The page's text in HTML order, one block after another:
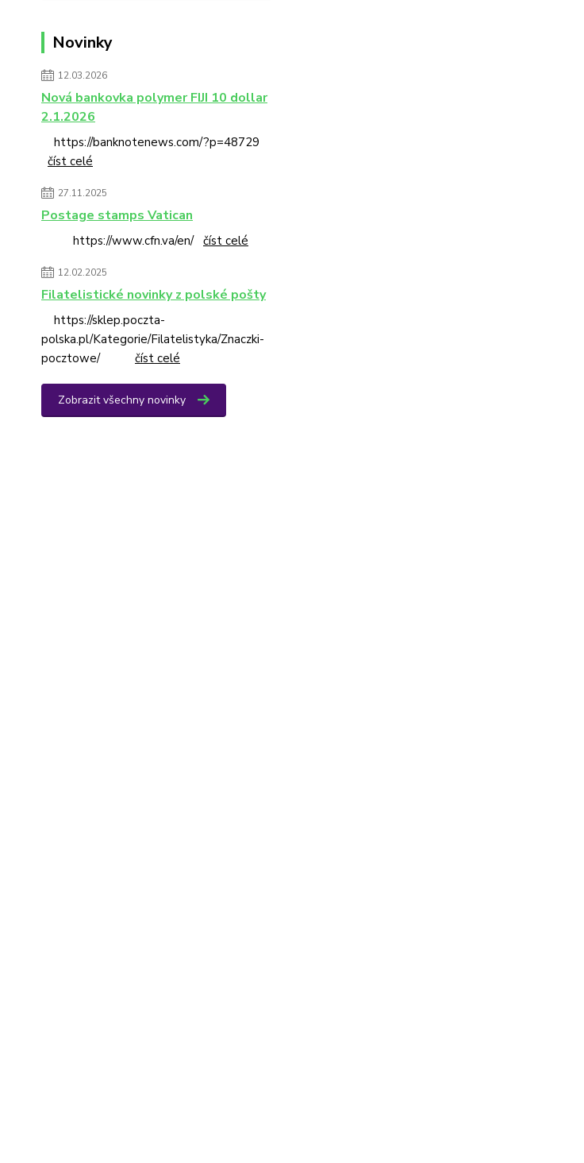
Novinky
12.03.2026
Nová bankovka polymer FIJI 10 dollar
2.1.2026
https://banknotenews.com/?p=48729
číst celé
27.11.2025
Postage stamps Vatican
https://www.cfn.va/en/ číst celé
12.02.2025
Filatelistické novinky z polské pošty
https://sklep.poczta-
polska.pl/Kategorie/Filatelistyka/Znaczki-
pocztowe/ číst celé
Zobrazit všechny novinky